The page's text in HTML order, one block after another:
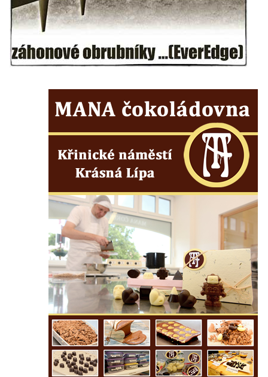
dominikánů u Piaristického náměstí v
Českých Budějovicích
Pamětní deska Tomáše Garrigue Masaryka
na radnici v Českých Budějovicích
Pamětní deska Josefa Hloucha na
Socha žáby u rybníčku na Náměstí v
Kamenném Újezdě
Pamětní kámen družebních obcí Kamenný
Újezd a Krauchthal v parku na Náměstí v
Kamenném Újezdě
Socha na náměstí J. V. Kamarýta ve
Velešíně
Pomník J. V. Kamarýta v Krumlovské ulici ve
Velešíně
Pamětní deska arcibiskupa Micara ve
vstupu do poutního místa Římov
Plastika Koule v Gutenbergově ulici v
Liberci